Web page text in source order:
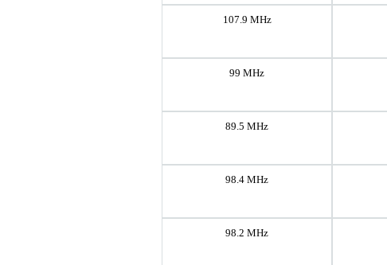
107.9 MHz
99 MHz
89.5 MHz
98.4 MHz
98.2 MHz